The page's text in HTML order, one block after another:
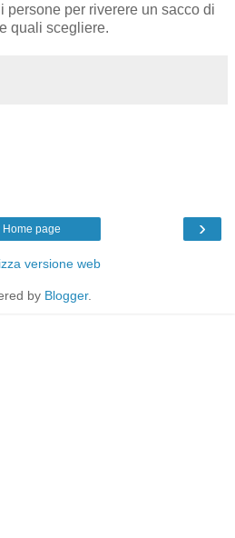
persone per riverere un sacco di
quali scegliere.
›
Home page
versione web
by Blogger.